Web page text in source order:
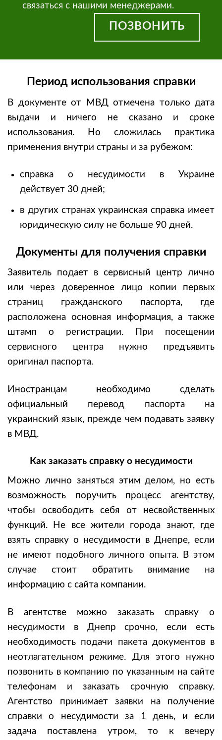
связаться с нашими менеджерами.
ПОЗВОНИТЬ
Период использования справки
В документе от МВД отмечена только дата
выдачи и ничего не сказано и сроке
использования. Но сложилась практика
применения внутри страны и за рубежом:
справка о несудимости в Украине
действует 30 дней;
в других странах украинская справка имеет
юридическую силу не больше 90 дней.
Документы для получения справки
Заявитель подает в сервисный центр лично
или через доверенное лицо копии первых
страниц гражданского паспорта, где
расположена основная информация, а также
штамп о регистрации. При посещении
сервисного центра нужно предъявить
оригинал паспорта.
Иностранцам необходимо сделать
официальный перевод паспорта на
украинский язык, прежде чем подавать заявку
в МВД.
Как заказать справку о несудимости
Можно лично заняться этим делом, но есть
возможность поручить процесс агентству,
чтобы освободить себя от несвойственных
функций. Не все жители города знают, где
взять справку о несудимости в Днепре, если
не имеют подобного личного опыта. В этом
случае стоит обратить внимание на
информацию с сайта компании.
В агентстве можно заказать справку о
несудимости в Днепр срочно, если есть
необходимость подачи пакета документов в
неотлагательном режиме. Для этого нужно
позвонить в компанию по указанным на сайте
телефонам и заказать срочную справку.
Агентство принимает заявки на получение
справки о несудимости за 1 день, и если
задача поставлена утром, то к вечеру